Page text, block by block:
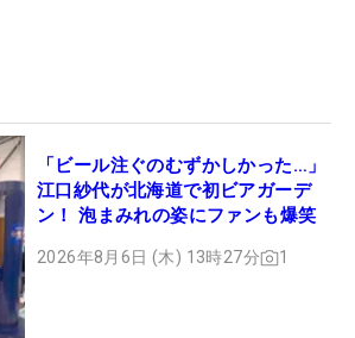
「ビール注ぐのむずかしかった…」
江口紗代が北海道で初ビアガーデ
ン！ 泡まみれの姿にファンも爆笑
2026年8月6日 (木) 13時27分 1